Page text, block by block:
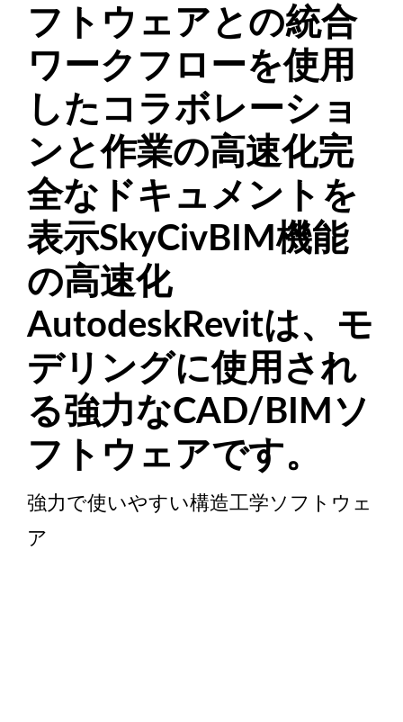
フトウェアとの統合
ワークフローを使用
したコラボレーショ
ンと作業の高速化完
全なドキュメントを
表示SkyCivBIM機能
の高速化
AutodeskRevitは、モ
デリングに使用され
る強力なCAD/BIMソ
フトウェアです。
強力で使いやすい構造工学ソフトウェ
ア